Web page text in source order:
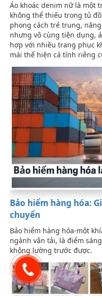
Áo khoác denim nữ là một
không thể thiếu trong tủ
phong cách trẻ trung,
nhưng vô cùng tiện dụng,
hợp với nhiều trang phục
mái thể hiện cá tính riêng
Bảo hiểm hàng hóa:
chuyển
Bảo hiểm hàng hóa-một
ngành vận tải, là điểm
không lường trước được.